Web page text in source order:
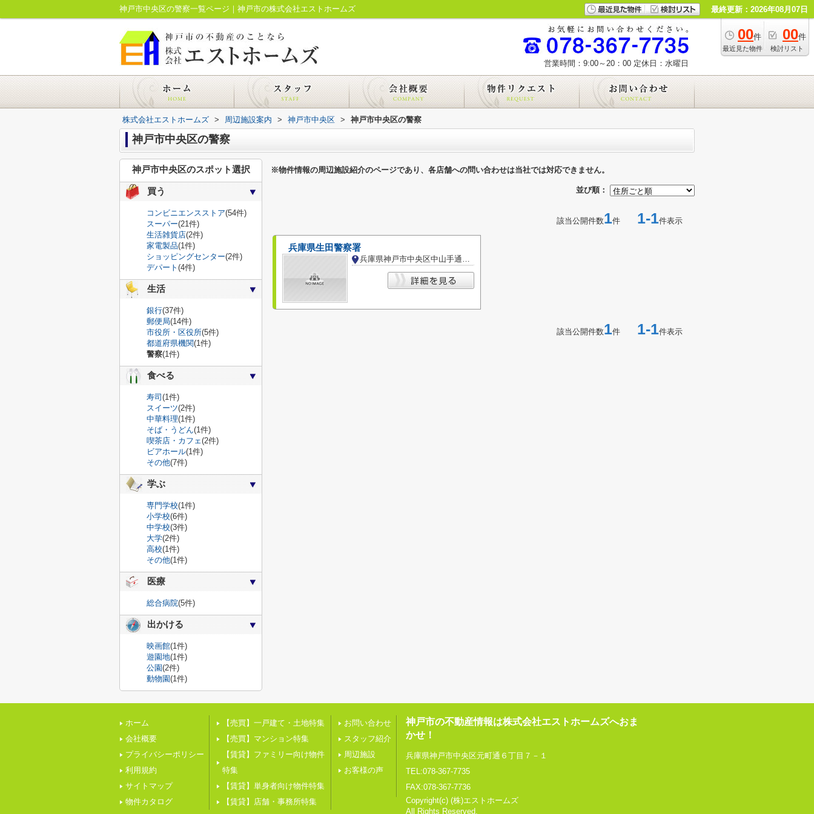
神戸市中央区の警察一覧ページ｜神戸市の株式会社エストホームズ 最終更新：2026年08月07日
00件
最近見た物件
00件
検討リスト
営業時間：9:00～20：00 定休日：水曜日
株式会社エストホームズ > 周辺施設案内 > 神戸市中央区 > 神戸市中央区の警察
神戸市中央区の警察
※物件情報の周辺施設紹介のページであり、各店舗への問い合わせは当社では対応できません。
並び順：
該当公開件数1件 1-1件表示
兵庫県生田警察署
兵庫県神戸市中央区中山手通２丁目
該当公開件数1件 1-1件表示
神戸市中央区のスポット選択
買う
コンビニエンスストア(54件)
スーパー(21件)
生活雑貨店(2件)
家電製品(1件)
ショッピングセンター(2件)
デパート (4件)
生活
銀行(37件)
郵便局(14件)
市役所・区役所(5件)
都道府県機関(1件)
警察(1件)
食べる
寿司 (1件)
スイーツ(2件)
中華料理(1件)
そば・うどん(1件)
喫茶店・カフェ(2件)
ビアホール(1件)
その他(7件)
学ぶ
専門学校(1件)
小学校(6件)
中学校(3件)
大学(2件)
高校(1件)
その他(1件)
医療
総合病院(5件)
出かける
映画館(1件)
遊園地(1件)
公園(2件)
動物園(1件)
ホーム
会社概要
プライバシーポリシー
利用規約
サイトマップ
物件カタログ
【売買】一戸建て・土地特集
【売買】マンション特集
【賃貸】ファミリー向け物件
特集
【賃貸】単身者向け物件特集
【賃貸】店舗・事務所特集
お問い合わせ
スタッフ紹介
周辺施設
お客様の声
神戸市の不動産情報は株式会社エストホームズへおま
かせ！
兵庫県神戸市中央区元町通６丁目７－１
TEL:078-367-7735
FAX:078-367-7736
Copyright(c) (株)エストホームズ
All Rights Reserved.